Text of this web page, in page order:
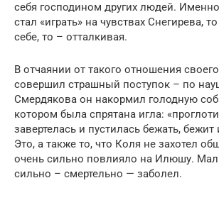
себя господином других людей.
стал «играть» на чувствах Снегирева,
себе, то – отталкивая.
В отчаянии от такого отношения
совершил страшный поступок – по
Смердякова он накормил голодную
котором была спрятана игла:
завертелась и пустилась бежать,
Это, а также то, что Коля не захотел
очень сильно повлияло на Илюшу.
сильно – смертельно — заболел.